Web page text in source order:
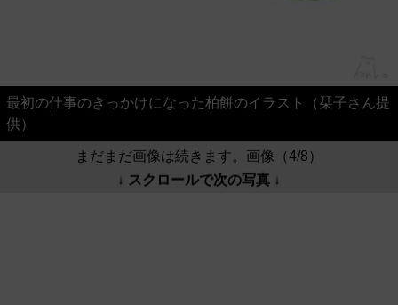
最初の仕事のきっかけになった柏餅のイラスト（栞子さん提
供）
まだまだ画像は続きます。画像（4/8）
↓ スクロールで次の写真 ↓